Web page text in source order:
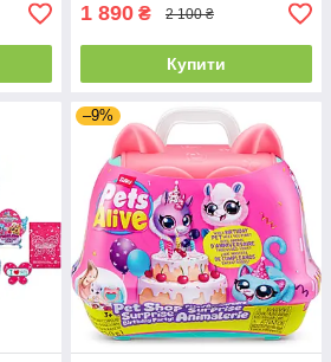
1 890 ₴ 2 100 ₴
Купити
–9%